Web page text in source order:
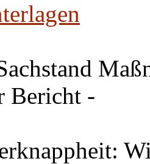
Bericht -